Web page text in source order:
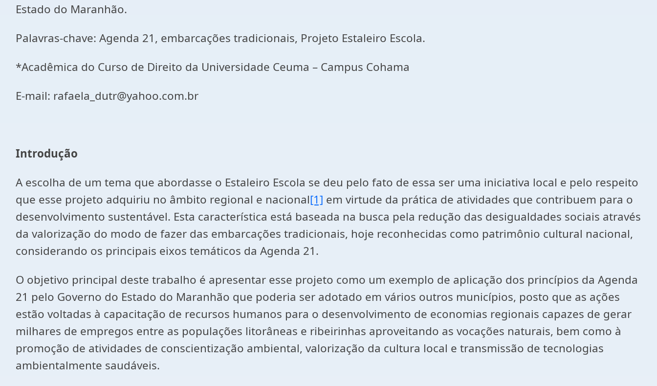
Estado do Maranhão.
Palavras-chave: Agenda 21, embarcações tradicionais, Projeto Estaleiro Escola.
*Acadêmica do Curso de Direito da Universidade Ceuma – Campus Cohama
E-mail: rafaela_dutr@yahoo.com.br
Introdução
A escolha de um tema que abordasse o Estaleiro Escola se deu pelo fato de essa ser uma iniciativa local e pelo respeito
que esse projeto adquiriu no âmbito regional e nacional[1] em virtude da prática de atividades que contribuem para o
desenvolvimento sustentável. Esta característica está baseada na busca pela redução das desigualdades sociais através
da valorização do modo de fazer das embarcações tradicionais, hoje reconhecidas como patrimônio cultural nacional,
considerando os principais eixos temáticos da Agenda 21.
O objetivo principal deste trabalho é apresentar esse projeto como um exemplo de aplicação dos princípios da Agenda
21 pelo Governo do Estado do Maranhão que poderia ser adotado em vários outros municípios, posto que as ações
estão voltadas à capacitação de recursos humanos para o desenvolvimento de economias regionais capazes de gerar
milhares de empregos entre as populações litorâneas e ribeirinhas aproveitando as vocações naturais, bem como à
promoção de atividades de conscientização ambiental, valorização da cultura local e transmissão de tecnologias
ambientalmente saudáveis.